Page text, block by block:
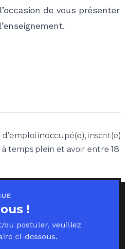
de vous présenter
d'inscription
inoccupé(e), inscrit(e)
temps plein et avoir entre 18
!
ou postuler, veuillez
ci-dessous.